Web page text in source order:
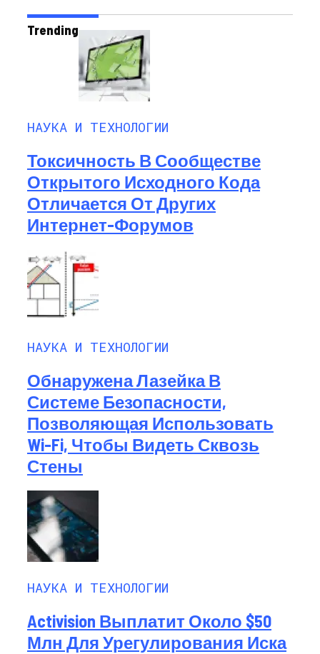
Trending
НАУКА И ТЕХНОЛОГИИ
Токсичность В Сообществе
Открытого Исходного Кода
Отличается От Других
Интернет-Форумов
НАУКА И ТЕХНОЛОГИИ
Обнаружена Лазейка В
Системе Безопасности,
Позволяющая Использовать
Wi-Fi, Чтобы Видеть Сквозь
Стены
НАУКА И ТЕХНОЛОГИИ
Activision Выплатит Около $50
Млн Для Урегулирования Иска